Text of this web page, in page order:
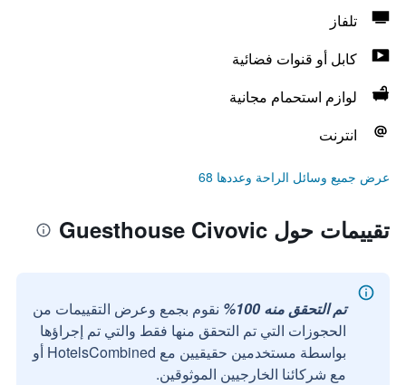
تلفاز
كابل أو قنوات فضائية
لوازم استحمام مجانية
انترنت
عرض جميع وسائل الراحة وعددها 68
تقييمات حول Guesthouse Civovic
تم التحقق منه 100%
نقوم بجمع وعرض التقييمات من
الحجوزات التي تم التحقق منها فقط والتي تم إجراؤها
بواسطة مستخدمين حقيقيين مع HotelsCombined أو
مع شركائنا الخارجيين الموثوقين.